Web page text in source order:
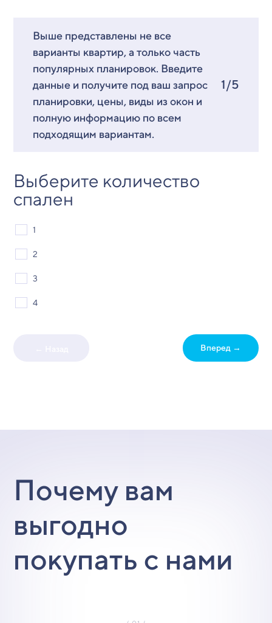
Выше представлены не все
варианты квартир, а только часть
популярных планировок. Введите
данные и получите под ваш запрос
планировки, цены, виды из окон и
полную информацию по всем
подходящим вариантам.
1/5
Выберите количество
спален
1
2
3
4
Вперед →
Почему вам
выгодно
покупать с нами